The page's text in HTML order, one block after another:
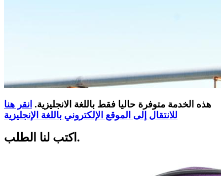
هذه الخدمة متوفرة حاليا فقط باللغة الانجليزية. انقر هنا
للانتقال إلى الموقع الإلكتروني باللغة الإنجليزية
اكتب لنا الطلب.